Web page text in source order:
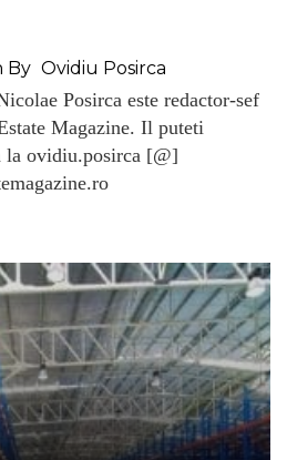
By Ovidiu Posirca
Posirca este redactor-sef
Magazine. Il puteti
la ovidiu.posirca [@]